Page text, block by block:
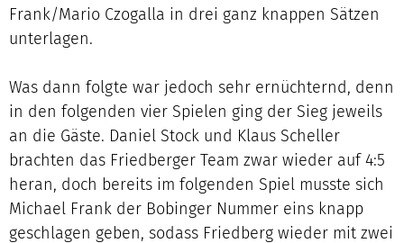
Frank/Mario Czogalla in drei ganz knappen Sätzen
unterlagen.
Was dann folgte war jedoch sehr ernüchternd, denn
in den folgenden vier Spielen ging der Sieg jeweils
an die Gäste. Daniel Stock und Klaus Scheller
brachten das Friedberger Team zwar wieder auf 4:5
heran, doch bereits im folgenden Spiel musste sich
Michael Frank der Bobinger Nummer eins knapp
geschlagen geben, sodass Friedberg wieder mit zwei